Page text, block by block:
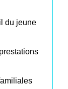
du jeune